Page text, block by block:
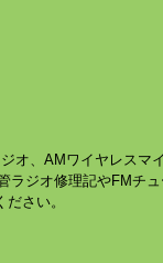
、AMワイヤレスマ
ラジオ修理記やFMチ
さい。